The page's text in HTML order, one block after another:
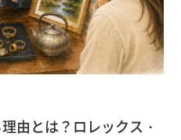
由とは？ロレックス・